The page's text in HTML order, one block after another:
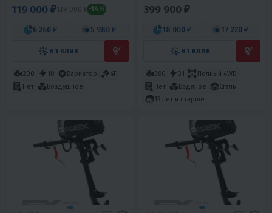
119 000 ₽139 000 ₽ -14%
6 260 ₽ 5 980 ₽
В 1 КЛИК
200 18 Вариатор
4T
Нет
Воздушное
399 900 ₽
18 000 ₽ 17 220 ₽
В 1 КЛИК
386 31
Полный 4WD
Нет
Водяное
Сталь
15 лет и старше